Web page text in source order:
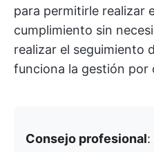
para permitirle realizar
cumplimiento sin
realizar el seguimiento
funciona la gestión por
Consejo profesional: